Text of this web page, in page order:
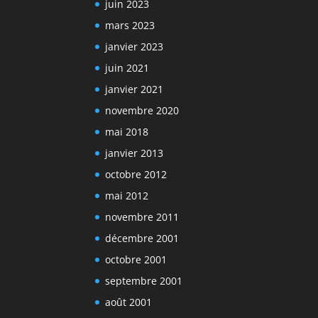
juin 2023
mars 2023
janvier 2023
juin 2021
janvier 2021
novembre 2020
mai 2018
janvier 2013
octobre 2012
mai 2012
novembre 2011
décembre 2001
octobre 2001
septembre 2001
août 2001